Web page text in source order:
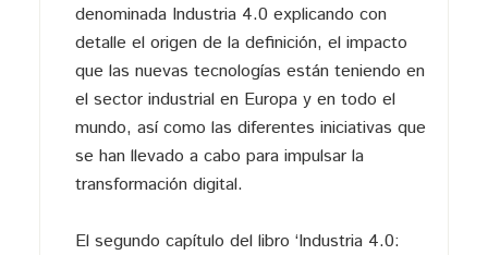
denominada Industria 4.0 explicando con
detalle el origen de la definición, el impacto
que las nuevas tecnologías están teniendo en
el sector industrial en Europa y en todo el
mundo, así como las diferentes iniciativas que
se han llevado a cabo para impulsar la
transformación digital.
El segundo capítulo del libro ‘Industria 4.0: